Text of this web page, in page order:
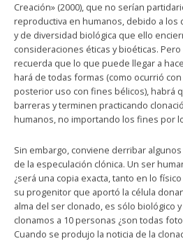
Creación» (2000), que no serían
reproductiva en humanos, debido a los
y de diversidad biológica que ello
consideraciones éticas y bioéticas.
recuerda que lo que puede llegar a
hará de todas formas (como ocurrió
posterior uso con fines bélicos), habrá
barreras y terminen practicando
humanos, no importando los fines por
Sin embargo, conviene derribar
de la especulación clónica. Un ser
¿será una copia exacta, tanto en lo
su progenitor que aportó la célula
alma del ser clonado, es sólo biológico
clonamos a 10 personas ¿son todas
Cuando se produjo la noticia de la